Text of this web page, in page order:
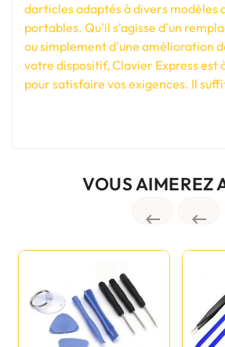
darticles adaptés à divers modèles
portables. Qu'il s'agisse d'un
ou simplement d'une amélioration
votre dispositif, Clavier Express est
pour satisfaire vos exigences. Il
VOUS AIMEREZ
 